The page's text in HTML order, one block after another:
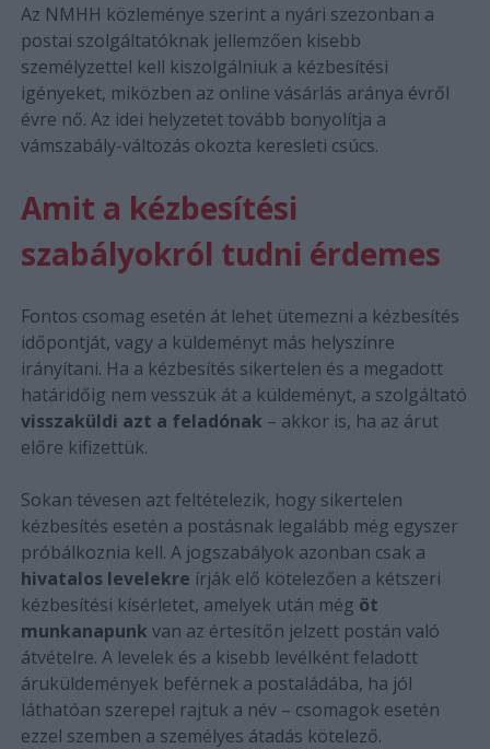
Az NMHH közleménye szerint a nyári szezonban a
postai szolgáltatóknak jellemzően kisebb
személyzettel kell kiszolgálniuk a kézbesítési
igényeket, miközben az online vásárlás aránya évről
évre nő. Az idei helyzetet tovább bonyolítja a
vámszabály-változás okozta keresleti csúcs.
Amit a kézbesítési
szabályokról tudni érdemes
Fontos csomag esetén át lehet ütemezni a kézbesítés
időpontját, vagy a küldeményt más helyszínre
irányítani. Ha a kézbesítés sikertelen és a megadott
határidőig nem vesszük át a küldeményt, a szolgáltató
visszaküldi azt a feladónak – akkor is, ha az árut
előre kifizettük.
Sokan tévesen azt feltételezik, hogy sikertelen
kézbesítés esetén a postásnak legalább még egyszer
próbálkoznia kell. A jogszabályok azonban csak a
hivatalos levelekre írják elő kötelezően a kétszeri
kézbesítési kísérletet, amelyek után még öt
munkanapunk van az értesítőn jelzett postán való
átvételre. A levelek és a kisebb levélként feladott
áruküldemények beférnek a postaládába, ha jól
láthatóan szerepel rajtuk a név – csomagok esetén
ezzel szemben a személyes átadás kötelező.